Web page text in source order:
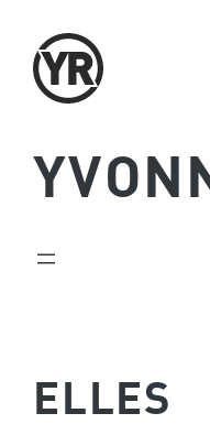
Inhalt
springen
ELLES